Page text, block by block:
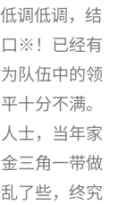
调低调，结
※！已经有
队伍中的领
十分不满。
士，当年家
三角一带做
了些，终究